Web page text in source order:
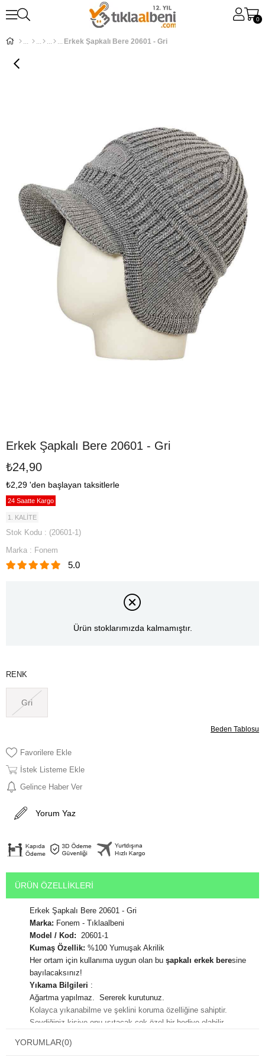
0
Erkek Şapkalı Bere 20601 - Gri
Erkek Şapkalı Bere 20601 - Gri
₺24,90
₺2,29 'den başlayan taksitlerle
24 Saatte Kargo
1. KALİTE
Stok Kodu
(20601-1)
Marka : Fonem
5.0
Ürün stoklarımızda kalmamıştır.
RENK
Gri
Beden Tablosu
Favorilere Ekle
İstek Listeme Ekle
Gelince Haber Ver
Yorum Yaz
ÜRÜN ÖZELLIKLERI
Erkek Şapkalı Bere 20601 - Gri
Marka: Fonem - Tıklaalbeni
Model / Kod:
20601-1
Kumaş Özellik: %100 Yumuşak Akrilik
Her ortam için kullanıma uygun olan bu şapkalı erkek beresine
bayılacaksınız!
Yıkama Bilgileri :
Ağartma yapılmaz. Sererek kurutunuz.
Kolayca yıkanabilme ve şeklini koruma özelliğine sahiptir.
Sevdiğiniz kişiye onu ısıtacak çok özel bir hediye olabilir.
bilinmektedir.
YORUMLAR(0)